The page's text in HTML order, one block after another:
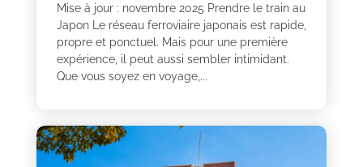
Mise à jour : novembre 2025 Prendre le train au
Japon Le réseau ferroviaire japonais est rapide,
propre et ponctuel. Mais pour une première
expérience, il peut aussi sembler intimidant.
Que vous soyez en voyage,...